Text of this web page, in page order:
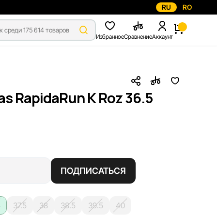
RU RO
ИзбранноеСравнениеАккаунт
RapidaRun K Roz 36.5
ПОДПИСАТЬСЯ
37.5 38 38.5 39.5
40